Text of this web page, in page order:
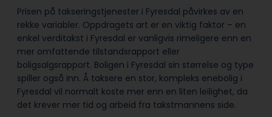
Prisen på takseringstjenester i Fyresdal påvirkes av en
rekke variabler. Oppdragets art er en viktig faktor – en
enkel verditakst i Fyresdal er vanligvis rimeligere enn en
mer omfattende tilstandsrapport eller
boligsalgsrapport. Boligen i Fyresdal sin størrelse og type
spiller også inn. Å taksere en stor, kompleks enebolig i
Fyresdal vil normalt koste mer enn en liten leilighet, da
det krever mer tid og arbeid fra takstmannens side.